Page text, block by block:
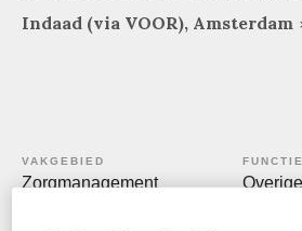
Indaad (via VOOR), Amsterdam
VAKGEBIED
Zorgmanagement
FUNCTIE